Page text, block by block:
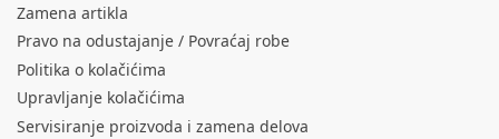
Zamena artikla
Pravo na odustajanje / Povraćaj robe
Politika o kolačićima
Upravljanje kolačićima
Servisiranje proizvoda i zamena delova